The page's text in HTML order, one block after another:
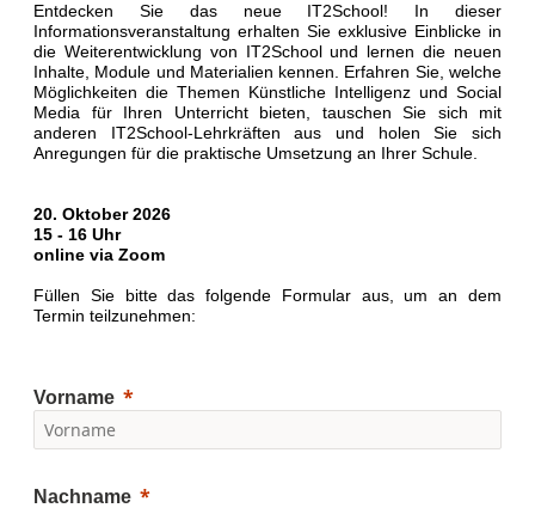
Entdecken Sie das neue IT2School! In dieser
Informationsveranstaltung erhalten Sie exklusive Einblicke in
die Weiterentwicklung von IT2School und lernen die neuen
Inhalte, Module und Materialien kennen. Erfahren Sie, welche
Möglichkeiten die Themen Künstliche Intelligenz und Social
Media für Ihren Unterricht bieten, tauschen Sie sich mit
anderen IT2School-Lehrkräften aus und holen Sie sich
Anregungen für die praktische Umsetzung an Ihrer Schule.
20. Oktober 2026
15 - 16 Uhr
online via Zoom
Füllen Sie bitte das folgende Formular aus, um an dem
Termin teilzunehmen:
Vorname
Nachname